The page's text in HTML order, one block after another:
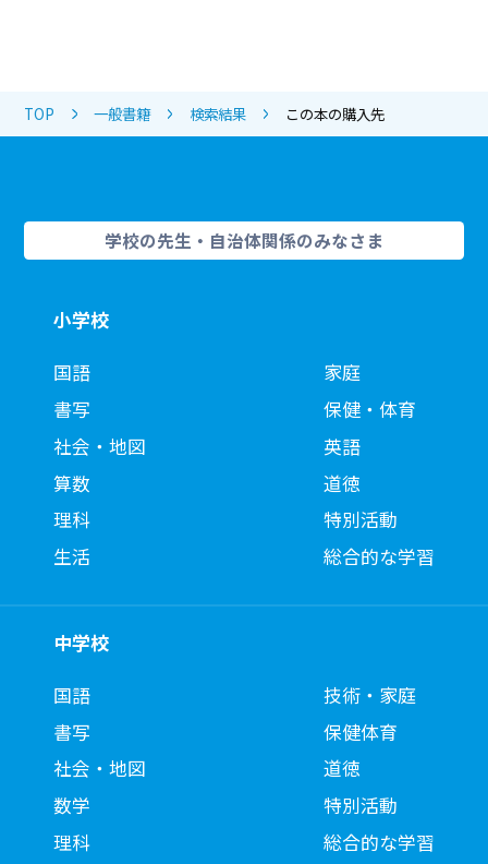
TOP 一般書籍 検索結果 この本の購入先
学校の先生・自治体関係のみなさま
小学校
国語
書写
社会・地図
算数
理科
生活
家庭
保健・体育
英語
道徳
特別活動
総合的な学習
中学校
国語
書写
社会・地図
数学
理科
技術・家庭
保健体育
道徳
特別活動
総合的な学習